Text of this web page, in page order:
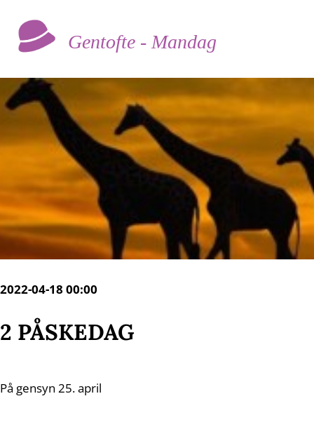
Gentofte - Mandag
2022-04-18 00:00
2 PÅSKEDAG
På gensyn 25. april